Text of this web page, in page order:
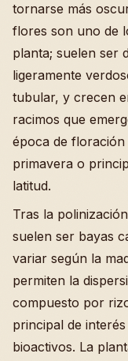
tornarse más
flores son uno de
planta; suelen ser
ligeramente
tubular, y crecen
racimos que
época de
primavera o
latitud.
Tras la
suelen ser bayas
variar según la
permiten la
compuesto por
principal de
bioactivos. La